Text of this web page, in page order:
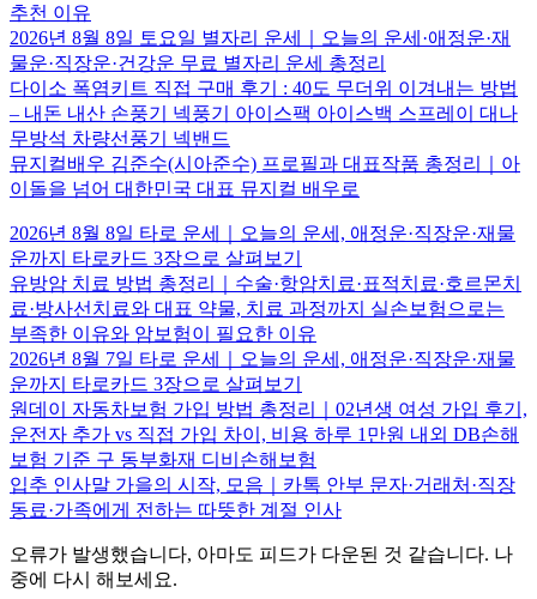
추천 이유
2026년 8월 8일 토요일 별자리 운세｜오늘의 운세·애정운·재
물운·직장운·건강운 무료 별자리 운세 총정리
다이소 폭염키트 직접 구매 후기 : 40도 무더위 이겨내는 방법
– 내돈 내산 손풍기 넥풍기 아이스팩 아이스백 스프레이 대나
무방석 차량선풍기 넥밴드
뮤지컬배우 김준수(시아준수) 프로필과 대표작품 총정리｜아
이돌을 넘어 대한민국 대표 뮤지컬 배우로
2026년 8월 8일 타로 운세｜오늘의 운세, 애정운·직장운·재물
운까지 타로카드 3장으로 살펴보기
유방암 치료 방법 총정리｜수술·항암치료·표적치료·호르몬치
료·방사선치료와 대표 약물, 치료 과정까지 실손보험으로는
부족한 이유와 암보험이 필요한 이유
2026년 8월 7일 타로 운세｜오늘의 운세, 애정운·직장운·재물
운까지 타로카드 3장으로 살펴보기
원데이 자동차보험 가입 방법 총정리｜02년생 여성 가입 후기,
운전자 추가 vs 직접 가입 차이, 비용 하루 1만원 내외 DB손해
보험 기준 구 동부화재 디비손해보험
입추 인사말 가을의 시작, 모음｜카톡 안부 문자·거래처·직장
동료·가족에게 전하는 따뜻한 계절 인사
오류가 발생했습니다, 아마도 피드가 다운된 것 같습니다. 나
중에 다시 해보세요.